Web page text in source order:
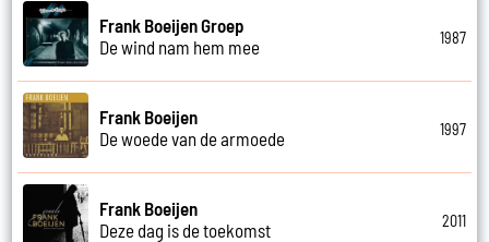
Frank Boeijen Groep
De wind nam hem mee
1987
Frank Boeijen
De woede van de armoede
1997
Frank Boeijen
Deze dag is de toekomst
2011